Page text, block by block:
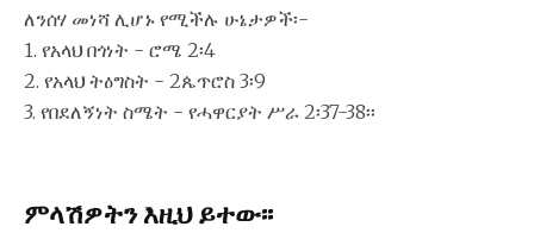
ለንሰሃ መነሻ ሊሆኑ የሚችሉ ሁኔታዎች፡-
1. የአላህ በጎነት - ሮሜ 2፡4
2. የአላህ ትዕግስት - 2ጴጥሮስ 3፡9
3. የበደለኝነት ስሜት - የሓዋርያት ሥራ 2፡37-38፡፡
ምላሽዎትን እዚህ ይተው፡፡